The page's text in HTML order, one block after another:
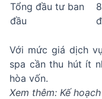
Tổng đầu tư ban
đầu
Với mức giá dịch
spa cần thu hút ít
hòa vốn.
Xem thêm: Kế hoạch